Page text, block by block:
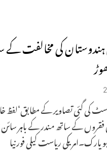
ہندوستان کی مخالفت کے
کی گئی تصاویر کے
فقروں کے ساتھ مندر کے باہر
یارک۔امریکی ریاست کیلی فورنیا